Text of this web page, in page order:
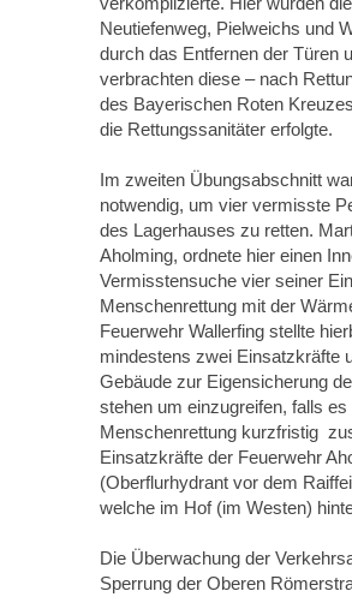
Neutiefenweg, Pielweichs und
durch das Entfernen der Türen
verbrachten diese – nach
des Bayerischen Roten
die Rettungssanitäter erfolgte.
Im zweiten Übungsabschnitt
notwendig, um vier vermisste
des Lagerhauses zu retten.
Aholming, ordnete hier einen
Vermisstensuche vier seiner
Menschenrettung mit der
Feuerwehr Wallerfing stellte
mindestens zwei Einsatzkräfte
Gebäude zur Eigensicherung
stehen um einzugreifen, falls
Menschenrettung kurzfristig
Einsatzkräfte der Feuerwehr
(Oberflurhydrant vor dem
welche im Hof (im Westen)
Die Überwachung der
Sperrung der Oberen